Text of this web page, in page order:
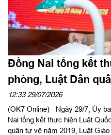
Đồng Nai tổng kết
phòng, Luật Dân
dục quốc phòng và
12:33 29/07/2026
(OK7 Online) - Ngày 29/7, Ủy
Nai tổng kết thực hiện Luật
quân tự vệ năm 2019, Luật